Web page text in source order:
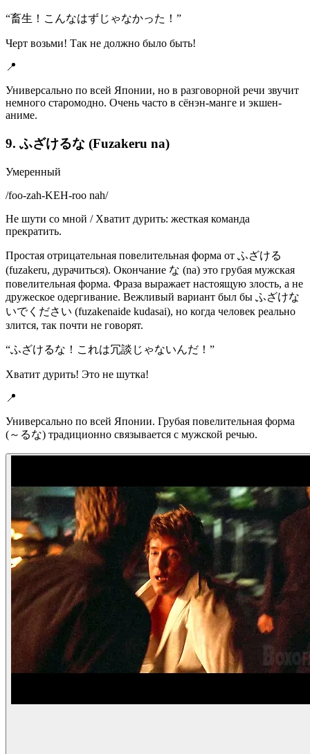
“畜生！こんなはずじゃなかった！ ”
Черт возьми! Так не должно было быть!
📍
Универсально по всей Японии, но в разговорной речи звучит
немного старомодно. Очень часто в сёнэн-манге и экшен-
аниме.
9. ふざけるな (Fuzakeru na)
Умеренный
/foo-zah-KEH-roo nah/
Не шути со мной / Хватит дурить: жесткая команда
прекратить.
Простая отрицательная повелительная форма от ふざける
(fuzakeru, дурачиться). Окончание な (na) это грубая мужская
повелительная форма. Фраза выражает настоящую злость, а не
дружеское одергивание. Вежливый вариант был бы ふざけな
いでください (fuzakenaide kudasai), но когда человек реально
злится, так почти не говорят.
“ふざけるな！これは冗談じゃないんだ！ ”
Хватит дурить! Это не шутка!
📍
Универсально по всей Японии. Грубая повелительная форма
(～るな) традиционно связывается с мужской речью.